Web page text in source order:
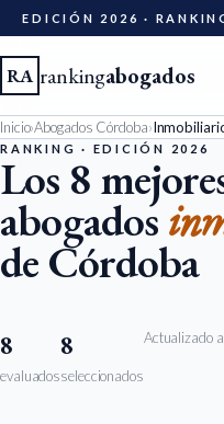
EDICIÓN 2026 ·
RA rankingabogados
Ciudades
Especialidades
Diccionario
Metodología
Inicio›Abogados Córdoba›
RANKING · EDICIÓN 2026
Los 8
abogados
de Córdoba
8
evaluados
8
seleccionados
Actualizado